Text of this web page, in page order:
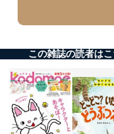
ベース等を取
個人データを取
システムを最新
個人データを取
ソフトウェア等
により、これを
情報システムの使
メール等により
この雑誌の読者は